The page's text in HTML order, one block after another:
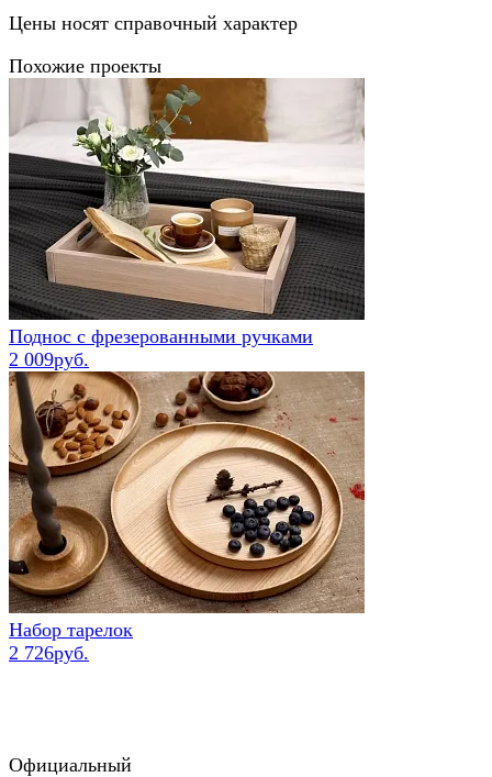
Цены носят справочный характер
Похожие проекты
Поднос с фрезерованными ручками
2 009руб.
Набор тарелок
2 726руб.
Официальный